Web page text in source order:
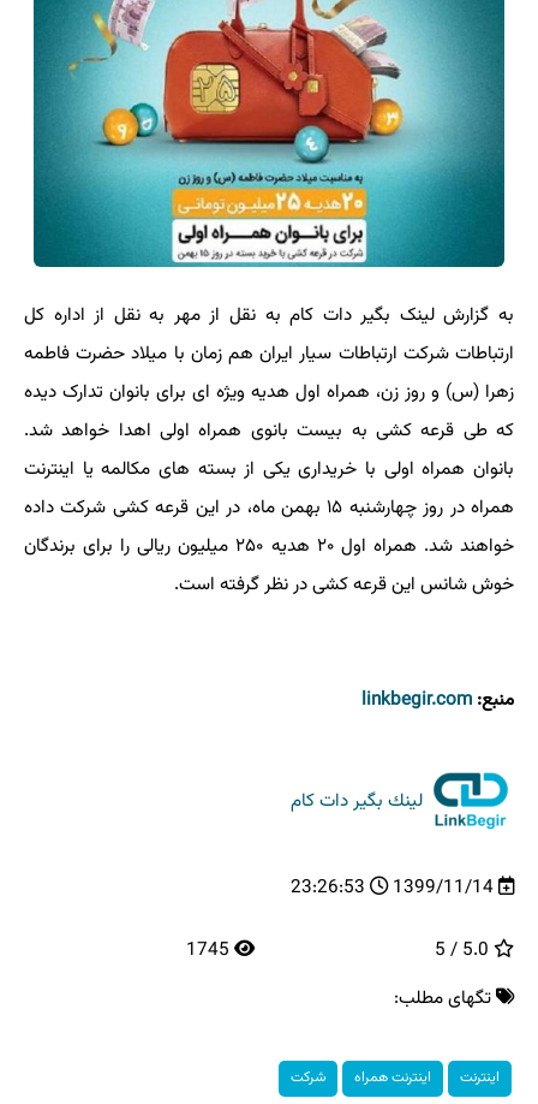
به گزارش لینک بگیر دات کام به نقل از مهر به نقل از اداره کل
ارتباطات شرکت ارتباطات سیار ایران هم زمان با میلاد حضرت فاطمه
زهرا (س) و روز زن، همراه اول هدیه ویژه ای برای بانوان تدارک دیده
که طی قرعه کشی به بیست بانوی همراه اولی اهدا خواهد شد.
بانوان همراه اولی با خریداری یکی از بسته های مکالمه یا اینترنت
همراه در روز چهارشنبه ۱۵ بهمن ماه، در این قرعه کشی شرکت داده
خواهند شد. همراه اول ۲۰ هدیه ۲۵۰ میلیون ریالی را برای برندگان
خوش شانس این قرعه کشی در نظر گرفته است.
منبع: linkbegir.com
لینك بگیر دات كام
1399/11/14
23:26:53
تگهای مطلب:
اینترنت اینترنت همراه شركت